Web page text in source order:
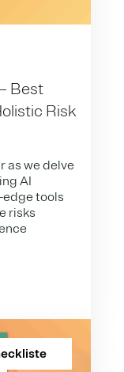
Best
Risk
as we delve
AI
tools
risks